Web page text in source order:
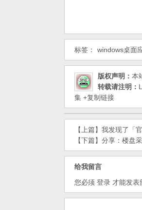
标签： windows桌面
版权声明： 本
转载请注明：
集 +复制链接
【上篇】 我发现了「
【下篇】 分享：楼盘
给我留言
您必须 登录 才能发表